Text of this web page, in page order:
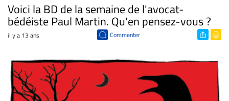
Voici la BD de la semaine de l'avocat-
bédéiste Paul Martin. Qu'en pensez-vous ?
il y a 13 ans Commenter